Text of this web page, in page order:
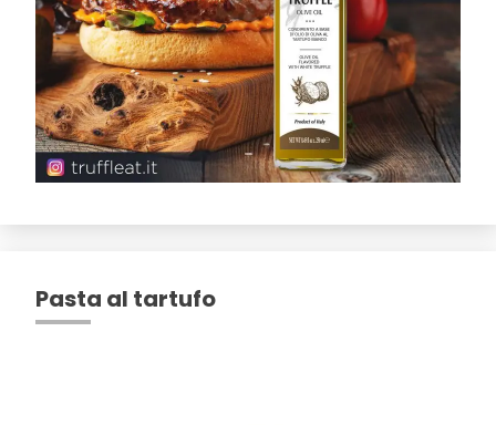
Pasta al tartufo